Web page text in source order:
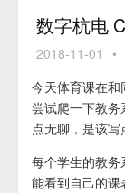
数字杭电
2018-11-01 •
今天体育课在
尝试爬一下教
点无聊，是该写
每个学生的教务
能看到自己的课